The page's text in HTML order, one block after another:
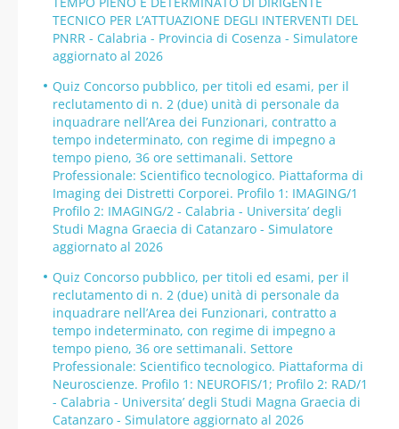
TECNICO PER L’ATTUAZIONE DEGLI INTERVENTI DEL
PNRR - Calabria - Provincia di Cosenza - Simulatore
aggiornato al 2026
Quiz Concorso pubblico, per titoli ed esami, per il
reclutamento di n. 2 (due) unità di personale da
inquadrare nell’Area dei Funzionari, contratto a
tempo indeterminato, con regime di impegno a
tempo pieno, 36 ore settimanali. Settore
Professionale: Scientifico tecnologico. Piattaforma di
Imaging dei Distretti Corporei. Profilo 1: IMAGING/1
Profilo 2: IMAGING/2 - Calabria - Universita’ degli
Studi Magna Graecia di Catanzaro - Simulatore
aggiornato al 2026
Quiz Concorso pubblico, per titoli ed esami, per il
reclutamento di n. 2 (due) unità di personale da
inquadrare nell’Area dei Funzionari, contratto a
tempo indeterminato, con regime di impegno a
tempo pieno, 36 ore settimanali. Settore
Professionale: Scientifico tecnologico. Piattaforma di
Neuroscienze. Profilo 1: NEUROFIS/1; Profilo 2: RAD/1
- Calabria - Universita’ degli Studi Magna Graecia di
Catanzaro - Simulatore aggiornato al 2026